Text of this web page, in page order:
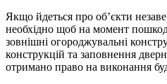
Якщо йдеться про об’єкти
необхідно щоб на момент
зовнішні огороджувальні
конструкцій та заповнення
отримано право на виконання